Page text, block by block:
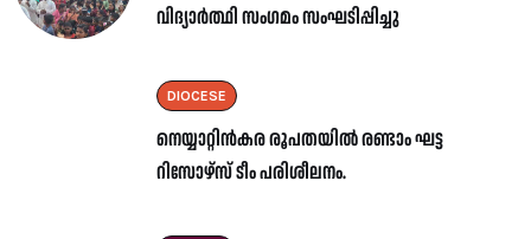
വിദ്യാർത്ഥി സംഗമം സംഘടിപ്പിച്ചു
DIOCESE
നെയ്യാറ്റിൻകര രൂപതയിൽ രണ്ടാം ഘട്ട
റിസോഴ്സ് ടീം പരിശീലനം.